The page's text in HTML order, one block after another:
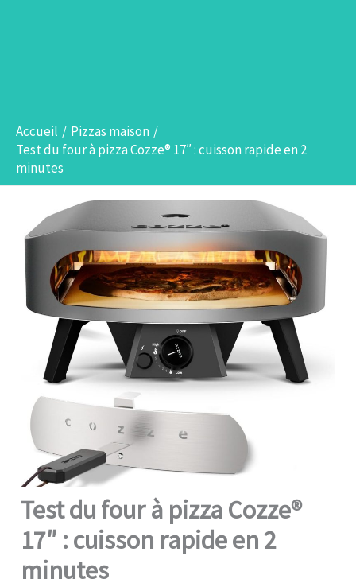
Accueil
Pizzas maison
Test du four à pizza Cozze® 17″ : cuisson rapide en 2
minutes
Test du four à pizza Cozze®
17″ : cuisson rapide en 2
minutes